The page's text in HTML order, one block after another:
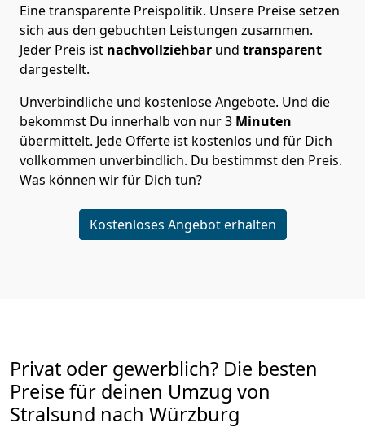
Eine transparente Preispolitik. Unsere Preise setzen
sich aus den gebuchten Leistungen zusammen.
Jeder Preis ist nachvollziehbar und transparent
dargestellt.
Unverbindliche und kostenlose Angebote. Und die
bekommst Du innerhalb von nur3 Minuten
übermittelt. Jede Offerte ist kostenlos und für Dich
vollkommen unverbindlich. Du bestimmst den Preis.
Was können wir für Dich tun?
Kostenloses Angebot erhalten
Privat oder gewerblich? Die besten
Preise für deinen Umzug von
Stralsund nach Würzburg